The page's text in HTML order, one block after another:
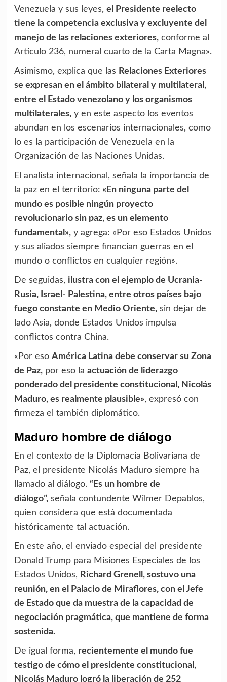
Venezuela y sus leyes, el Presidente reelecto
tiene la competencia exclusiva y excluyente del
manejo de las relaciones exteriores,conforme al
Artículo 236, numeral cuarto de la Carta Magna».
Asimismo, explica que las Relaciones Exteriores
se expresan en el ámbito bilateral y multilateral,
entre el Estado venezolano y los organismos
multilaterales,y en este aspecto los eventos
abundan en los escenarios internacionales, como
lo es la participación de Venezuela en la
Organización de las Naciones Unidas.
El analista internacional, señala la importancia de
la paz en el territorio: «En ninguna parte del
mundo es posible ningún proyecto
revolucionario sin paz, es un elemento
fundamental»,y agrega: «Por eso Estados Unidos
y sus aliados siempre financian guerras en el
mundo o conflictos en cualquier región».
De seguidas, ilustra con el ejemplo de Ucrania-
Rusia, Israel- Palestina, entre otros países bajo
fuego constante en Medio Oriente,sin dejar de
lado Asia, donde Estados Unidos impulsa
conflictos contra China.
«Por eso América Latina debe conservar su Zona
de Paz,por eso la actuación de liderazgo
ponderado del presidente constitucional, Nicolás
Maduro, es realmente plausible», expresó con
firmeza el también diplomático.
Maduro hombre de diálogo
En el contexto de la Diplomacia Bolivariana de
Paz, el presidente Nicolás Maduro siempre ha
llamado al diálogo. “Es un hombre de
diálogo”,señala contundente Wilmer Depablos,
quien considera que está documentada
históricamente tal actuación.
En este año, el enviado especial del presidente
Donald Trump para Misiones Especiales de los
Estados Unidos, Richard Grenell, sostuvo una
reunión, en el Palacio de Miraflores, con el Jefe
de Estado que da muestra de la capacidad de
negociación pragmática, que mantiene de forma
sostenida.
De igual forma, recientemente el mundo fue
testigo de cómo el presidente constitucional,
Nicolás Maduro logró la liberación de 252